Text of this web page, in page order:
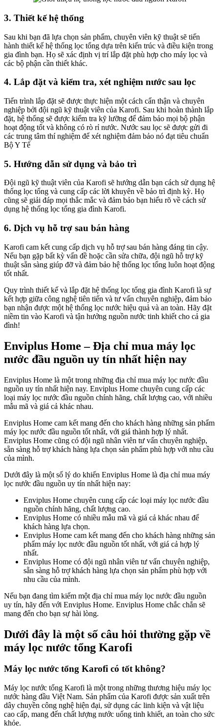
3. Thiết kế hệ thống
Sau khi bạn đã lựa chọn sản phẩm, chuyên viên kỹ thuật sẽ tiến
hành thiết kế hệ thống lọc tổng dựa trên kiến trúc và điều kiện trong
gia đình bạn. Họ sẽ xác định vị trí lắp đặt phù hợp cho máy lọc và
các bộ phận cần thiết khác.
4. Lắp đặt và kiểm tra, xét nghiệm nước sau lọc
Tiến trình lắp đặt sẽ được thực hiện một cách cẩn thận và chuyên
nghiệp bởi đội ngũ kỹ thuật viên của Karofi. Sau khi hoàn thành lắp
đặt, hệ thống sẽ được kiểm tra kỹ lưỡng để đảm bảo mọi bộ phận
hoạt động tốt và không có rò rỉ nước. Nước sau lọc sẽ được gửi đi
các trung tâm thí nghiệm để xét nghiệm đảm bảo nó đạt tiêu chuẩn
Bộ Y Tế
5. Hướng dẫn sử dụng và bảo trì
Đội ngũ kỹ thuật viên của Karofi sẽ hướng dẫn bạn cách sử dụng hệ
thống lọc tổng và cung cấp các lời khuyên về bảo trì định kỳ. Họ
cũng sẽ giải đáp mọi thắc mắc và đảm bảo bạn hiểu rõ về cách sử
dụng hệ thống lọc tổng gia đình Karofi.
6. Dịch vụ hỗ trợ sau bán hàng
Karofi cam kết cung cấp dịch vụ hỗ trợ sau bán hàng đáng tin cậy.
Nếu bạn gặp bất kỳ vấn đề hoặc cần sửa chữa, đội ngũ hỗ trợ kỹ
thuật sẵn sàng giúp đỡ và đảm bảo hệ thống lọc tổng luôn hoạt động
tốt nhất.
Quy trình thiết kế và lắp đặt hệ thống lọc tổng gia đình Karofi là sự
kết hợp giữa công nghệ tiên tiến và tư vấn chuyên nghiệp, đảm bảo
bạn nhận được một hệ thống lọc nước hiệu quả và an toàn. Hãy đặt
niềm tin vào Karofi và tận hưởng nguồn nước tinh khiết cho cả gia
đình!
Enviplus Home – Địa chỉ mua máy lọc
nước đầu nguồn uy tín nhất hiện nay
Enviplus Home là một trong những địa chỉ mua máy lọc nước đầu
nguồn uy tín nhất hiện nay. Enviplus Home chuyên cung cấp các
loại máy lọc nước đầu nguồn chính hãng, chất lượng cao, với nhiều
mẫu mã và giá cả khác nhau.
Enviplus Home cam kết mang đến cho khách hàng những sản phẩm
máy lọc nước đầu nguồn tốt nhất, với giá thành hợp lý nhất.
Enviplus Home cũng có đội ngũ nhân viên tư vấn chuyên nghiệp,
sẵn sàng hỗ trợ khách hàng lựa chọn sản phẩm phù hợp với nhu cầu
của mình.
Dưới đây là một số lý do khiến Enviplus Home là địa chỉ mua máy
lọc nước đầu nguồn uy tín nhất hiện nay:
Enviplus Home chuyên cung cấp các loại máy lọc nước đầu
nguồn chính hãng, chất lượng cao.
Enviplus Home có nhiều mẫu mã và giá cả khác nhau để
khách hàng lựa chọn.
Enviplus Home cam kết mang đến cho khách hàng những sản
phẩm máy lọc nước đầu nguồn tốt nhất, với giá cả hợp lý
nhất.
Enviplus Home có đội ngũ nhân viên tư vấn chuyên nghiệp,
sẵn sàng hỗ trợ khách hàng lựa chọn sản phẩm phù hợp với
nhu cầu của mình.
Nếu bạn đang tìm kiếm một địa chỉ mua máy lọc nước đầu nguồn
uy tín, hãy đến với Enviplus Home. Enviplus Home chắc chắn sẽ
mang đến cho bạn sự hài lòng.
Dưới đây là một số câu hỏi thường gặp về
máy lọc nước tổng Karofi
Máy lọc nước tổng Karofi có tốt không?
Máy lọc nước tổng Karofi là một trong những thương hiệu máy lọc
nước hàng đầu Việt Nam. Sản phẩm của Karofi được sản xuất trên
dây chuyền công nghệ hiện đại, sử dụng các linh kiện và vật liệu
cao cấp, mang đến chất lượng nước uống tinh khiết, an toàn cho sức
khỏe.